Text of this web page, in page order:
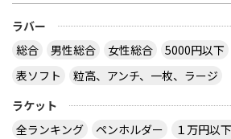
ラバー
総合
男性総合 女性総合 5000円以下
表ソフト
粒高、アンチ、一枚、ラージ
ラケット
全ランキング
ペンホルダー
１万円以